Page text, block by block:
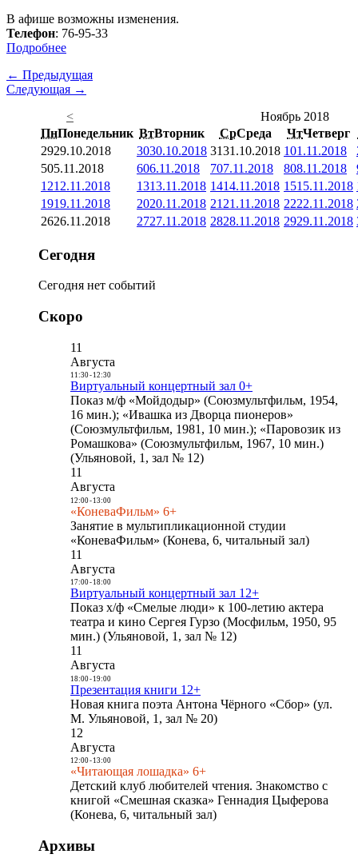
В афише возможны изменения.
Телефон: 76-95-33
Подробнее
← Предыдущая
Следующая →
<
Ноябрь 2018
ПнПонедельник ВтВторник СрСреда ЧтЧетверг
2929.10.2018 3030.10.2018 3131.10.2018 101.11.2018
505.11.2018 606.11.2018 707.11.2018 808.11.2018
1212.11.2018 1313.11.2018 1414.11.2018 1515.11.2018
1919.11.2018 2020.11.2018 21 21.11.2018 2222.11.2018
2626.11.2018 2727.11.2018 2828.11.2018 2929.11.2018
Сегодня
Сегодня нет событий
Скоро
11
Августа
11:30- 12:30
Виртуальный концертный зал 0+
Показ м/ф «Мойдодыр» (Союзмультфильм, 1954,
16 мин.); «Ивашка из Дворца пионеров»
(Союзмультфильм, 1981, 10 мин.); «Паровозик из
Ромашкова» (Союзмультфильм, 1967, 10 мин.)
(Ульяновой, 1, зал № 12)
11
Августа
12:00- 13:00
«КоневаФильм» 6+
Занятие в мультипликационной студии
«КоневаФильм» (Конева, 6, читальный зал)
11
Августа
17:00- 18:00
Виртуальный концертный зал 12+
Показ х/ф «Смелые люди» к 100-летию актера
театра и кино Сергея Гурзо (Мосфильм, 1950, 95
мин.) (Ульяновой, 1, зал № 12)
11
Августа
18:00- 19:00
Презентация книги 12+
Новая книга поэта Антона Чёрного «Сбор» (ул.
М. Ульяновой, 1, зал № 20)
12
Августа
12:00- 13:00
«Читающая лошадка» 6+
Детский клуб любителей чтения. Знакомство с
книгой «Смешная сказка» Геннадия Цыферова
(Конева, 6, читальный зал)
Архивы